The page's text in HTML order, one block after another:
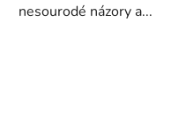
nesourodé názory a...